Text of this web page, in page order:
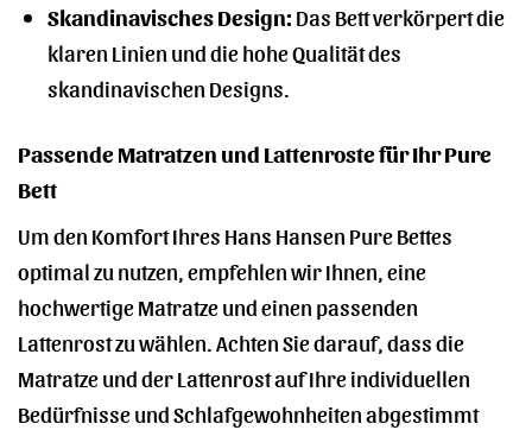
Skandinavisches Design:Das Bett verkörpert die
klaren Linien und die hohe Qualität des
skandinavischen Designs.
Passende Matratzen und Lattenroste für Ihr Pure
Bett
Um den Komfort Ihres Hans Hansen Pure Bettes
optimal zu nutzen, empfehlen wir Ihnen, eine
hochwertige Matratze und einen passenden
Lattenrost zu wählen. Achten Sie darauf, dass die
Matratze und der Lattenrost auf Ihre individuellen
Bedürfnisse und Schlafgewohnheiten abgestimmt